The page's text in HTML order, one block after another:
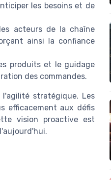
les besoins et de
acteurs de la chaîne
ainsi la confiance
produits et le guidage
des commandes.
stratégique. Les
efficacement aux défis
vision proactive est